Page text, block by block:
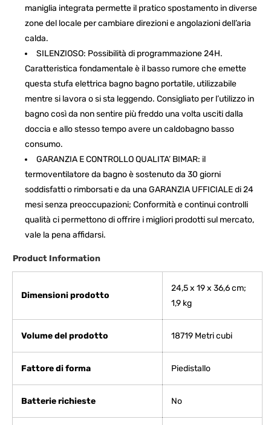
maniglia integrata permette il pratico spostamento in diverse
zone del locale per cambiare direzioni e angolazioni dell’aria
calda.
SILENZIOSO: Possibilità di programmazione 24H.
Caratteristica fondamentale è il basso rumore che emette
questa stufa elettrica bagno bagno portatile, utilizzabile
mentre si lavora o si sta leggendo. Consigliato per l’utilizzo in
bagno così da non sentire più freddo una volta usciti dalla
doccia e allo stesso tempo avere un caldobagno basso
consumo.
GARANZIA E CONTROLLO QUALITA’ BIMAR: il
termoventilatore da bagno è sostenuto da 30 giorni
soddisfatti o rimborsati e da una GARANZIA UFFICIALE di 24
mesi senza preoccupazioni; Conformità e continui controlli
qualità ci permettono di offrire i migliori prodotti sul mercato,
vale la pena affidarsi.
Product Information
Dimensioni prodotto
‎24,5 x 19 x 36,6 cm;
1,9 kg
Volume del prodotto ‎18719 Metri cubi
Fattore di forma ‎Piedistallo
Batterie richieste ‎No